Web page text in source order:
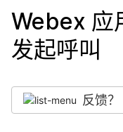
Webex 应
发起呼叫
反馈？